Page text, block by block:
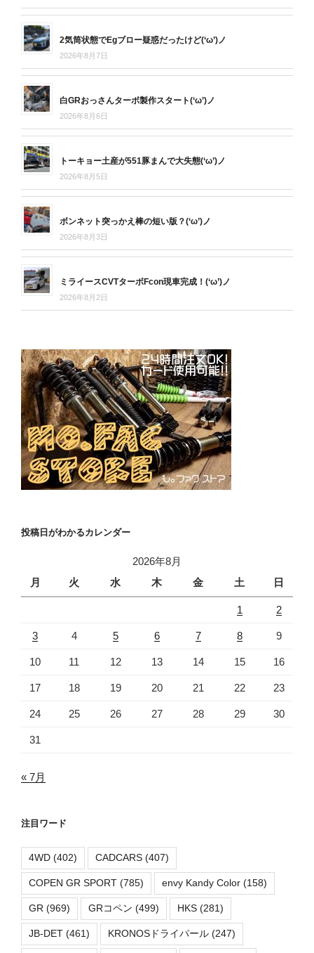
2気筒状態でEgブロー疑惑だったけど(‘ω’)ノ
2026年8月7日
白GRおっさんターボ製作スタート(‘ω’)ノ
2026年8月6日
トーキョー土産が551豚まんで大失態(‘ω’)ノ
2026年8月5日
ボンネット突っかえ棒の短い版？(‘ω’)ノ
2026年8月3日
ミライースCVTターボFcon現車完成！(‘ω’)ノ
2026年8月2日
投稿日がわかるカレンダー
2026年8月
月
火 水 木 金 土 日
1 2
3 4 5 6 7 8 9
10 11 12 13 14 15 16
17 18 19 20 21 22 23
24 25 26 27 28 29 30
31
« 7月
注目ワード
4WD (402) CADCARS (407)
COPEN GR SPORT (785) envy Kandy Color (158)
GR (969) GRコペン (499) HKS (281)
JB-DET (461) KRONOSドライパール (247)